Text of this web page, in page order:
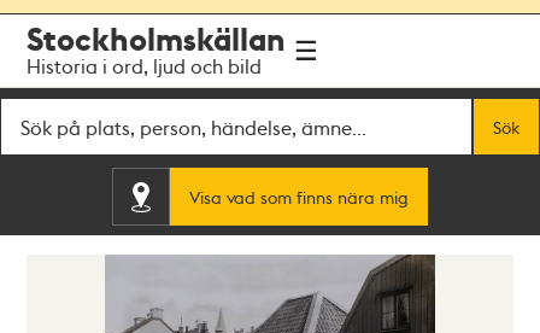
navigationen
huvudinnehållet
Stockholmskällan
Historia i ord, ljud och bild
Sök
Visa vad som finns nära mig